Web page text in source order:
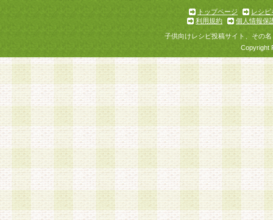
トップページ
レシピ
利用規約
個人情報保
子供向けレシピ投稿サイト、その
Copyright